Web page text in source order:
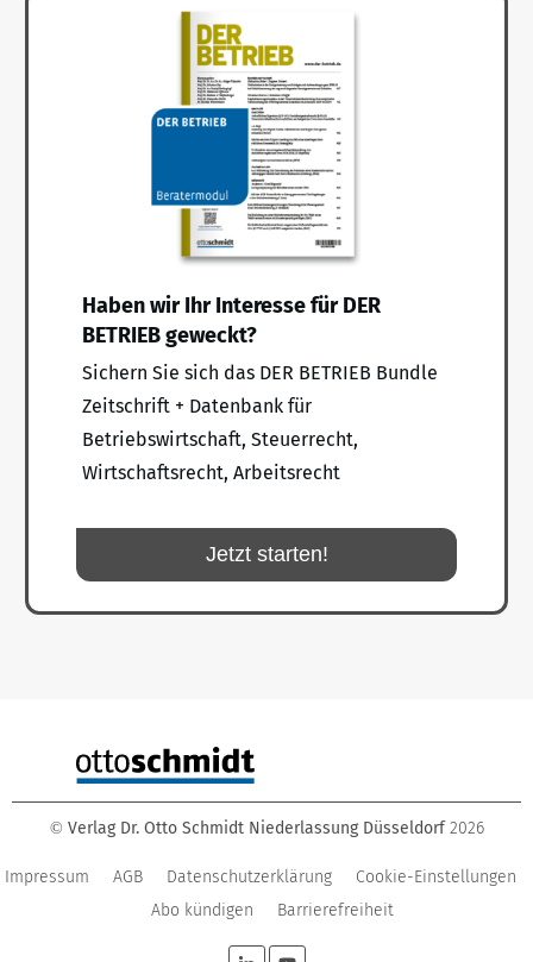
Haben wir Ihr Interesse für DER
BETRIEB geweckt?
Sichern Sie sich das DER BETRIEB Bundle
Zeitschrift + Datenbank für
Betriebswirtschaft, Steuerrecht,
Wirtschaftsrecht, Arbeitsrecht
Jetzt starten!
© Verlag Dr. Otto Schmidt Niederlassung Düsseldorf 2026
Impressum AGB Datenschutzerklärung
Cookie-Einstellungen
Abo kündigen
Barrierefreiheit